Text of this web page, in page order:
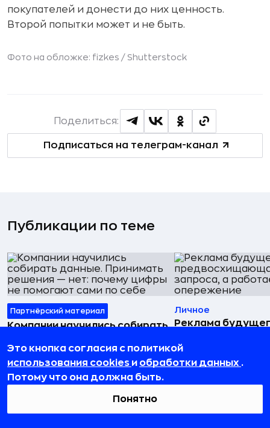
покупателей и донести до них ценность.
Второй попытки может и не быть.
Фото на обложке: fizkes / Shutterstock
Подписаться на телеграм-канал
Поделиться:
Публикации по теме
Партнёрский материал
Компании научились собирать
нет: почему цифры не
помогают сами по себе
21 июля 2026, 16:04
Личное
Реклама
запроса, а
опережение
Это кнопка согласия с политикой
использования cookies и обработки данных .
Потому что она должна быть.
Понятно